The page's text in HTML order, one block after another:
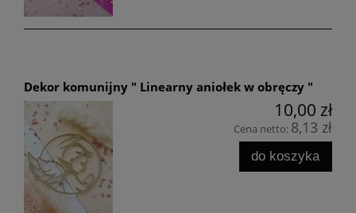
Dekor komunijny " Linearny aniołek w obręczy "
10,00 zł
Cena netto: 8,13 zł
do koszyka